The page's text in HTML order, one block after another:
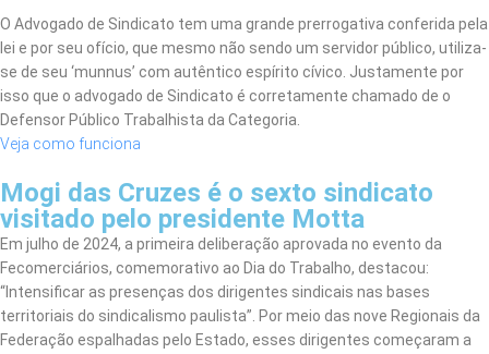
O Advogado de Sindicato tem uma grande prerrogativa conferida pela
lei e por seu ofício, que mesmo não sendo um servidor público, utiliza-
se de seu ‘munnus’ com autêntico espírito cívico. Justamente por
isso que o advogado de Sindicato é corretamente chamado de o
Defensor Público Trabalhista da Categoria.
Veja como funciona
Mogi das Cruzes é o sexto sindicato
visitado pelo presidente Motta
Em julho de 2024, a primeira deliberação aprovada no evento da
Fecomerciários, comemorativo ao Dia do Trabalho, destacou:
“Intensificar as presenças dos dirigentes sindicais nas bases
territoriais do sindicalismo paulista”. Por meio das nove Regionais da
Federação espalhadas pelo Estado, esses dirigentes começaram a